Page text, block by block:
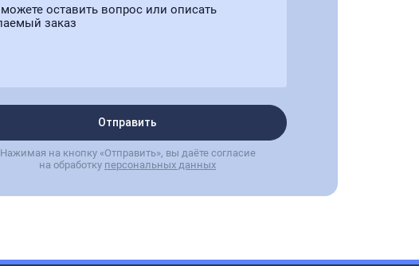
Отправить
Нажимая на кнопку «Отправить», вы даёте согласие
на обработку персональных данных